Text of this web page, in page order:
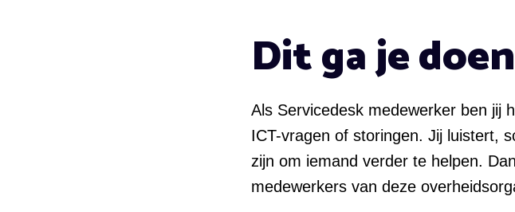
Dit ga je doen
Als Servicedesk medewerker ben jij
ICT-vragen of storingen. Jij luistert,
zijn om iemand verder te helpen.
medewerkers van deze